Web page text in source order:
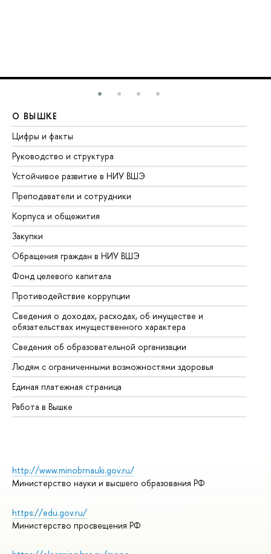
О ВЫШКЕ
Цифры и факты
Руководство и структура
Устойчивое развитие в НИУ ВШЭ
Преподаватели и сотрудники
Корпуса и общежития
Закупки
Обращения граждан в НИУ ВШЭ
Фонд целевого капитала
Противодействие коррупции
Сведения о доходах, расходах, об имуществе и
обязательствах имущественного характера
Сведения об образовательной организации
Людям с ограниченными возможностями здоровья
Единая платежная страница
Работа в Вышке
http://www.minobrnauki.gov.ru/
Министерство науки и высшего образования РФ
https://edu.gov.ru/
Министерство просвещения РФ